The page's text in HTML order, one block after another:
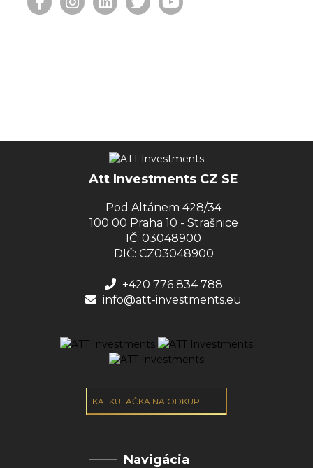
Att Investments CZ SE
Pod Altánem 428/34
100 00 Praha 10 - Strašnice
IČ: 03048900
DIČ: CZ03048900
+420 776 834 788
info@att-investments.eu
KALKULAČKA NA ODKUP
Navigácia